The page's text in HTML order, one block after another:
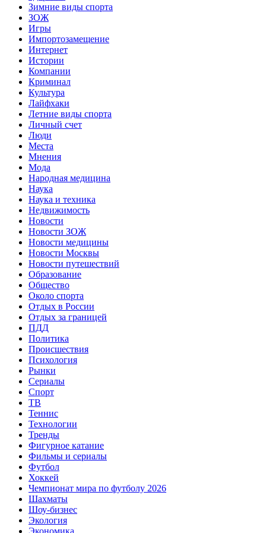
Зимние виды спорта
ЗОЖ
Игры
Импортозамещение
Интернет
Истории
Компании
Криминал
Культура
Лайфхаки
Летние виды спорта
Личный счет
Люди
Места
Мнения
Мода
Народная медицина
Наука
Наука и техника
Недвижимость
Новости
Новости ЗОЖ
Новости медицины
Новости Москвы
Новости путешествий
Образование
Общество
Около спорта
Отдых в России
Отдых за границей
ПДД
Политика
Происшествия
Психология
Рынки
Сериалы
Спорт
ТВ
Теннис
Технологии
Тренды
Фигурное катание
Фильмы и сериалы
Футбол
Хоккей
Чемпионат мира по футболу 2026
Шахматы
Шоу-бизнес
Экология
Экономика